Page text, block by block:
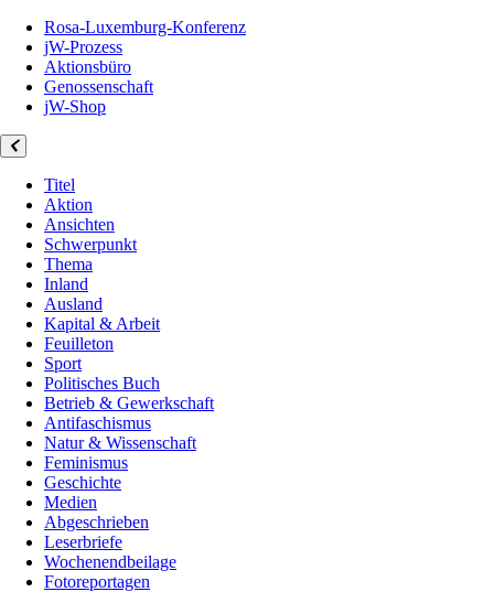
Rosa-Luxemburg-Konferenz
jW-Prozess
Aktionsbüro
Genossenschaft
jW-Shop
Titel
Aktion
Ansichten
Schwerpunkt
Thema
Inland
Ausland
Kapital & Arbeit
Feuilleton
Sport
Politisches Buch
Betrieb & Gewerkschaft
Antifaschismus
Natur & Wissenschaft
Feminismus
Geschichte
Medien
Abgeschrieben
Leserbriefe
Wochenendbeilage
Fotoreportagen